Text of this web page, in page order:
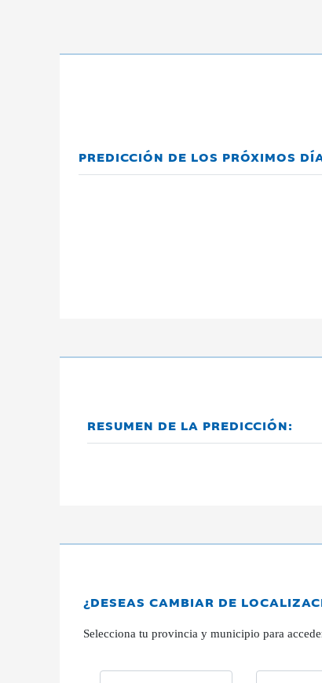
PREDICCIÓN DE LOS PRÓXIMOS
RESUMEN DE LA PREDICCIÓN:
¿DESEAS CAMBIAR DE
Selecciona tu provincia y municipio para